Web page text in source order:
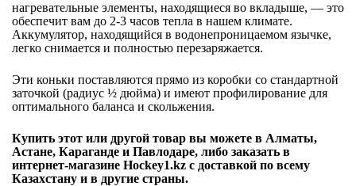
нагревательные элементы, находящиеся во вкладыше, — это
обеспечит вам до 2-3 часов тепла в нашем климате.
Аккумулятор, находящийся в водонепроницаемом язычке,
легко снимается и полностью перезаряжается.
Эти коньки поставляются прямо из коробки со стандартной
заточкой (радиус ½ дюйма) и имеют профилирование для
оптимального баланса и скольжения.
Купить этот или другой товар вы можете в Алматы,
Астане, Караганде и Павлодаре, либо заказать в
интернет-магазине Hockey1.kz с доставкой по всему
Казахстану и в другие страны.